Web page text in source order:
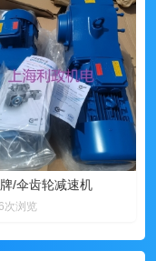
/伞齿轮减速机
次浏览